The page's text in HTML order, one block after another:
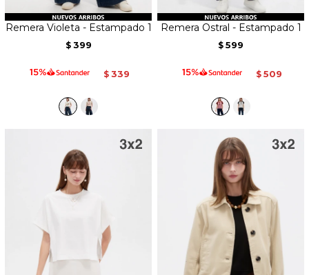
Remera Violeta - Estampado 1
$ 399
$ 339
Remera Ostral - Estampado 1
$ 599
$ 509